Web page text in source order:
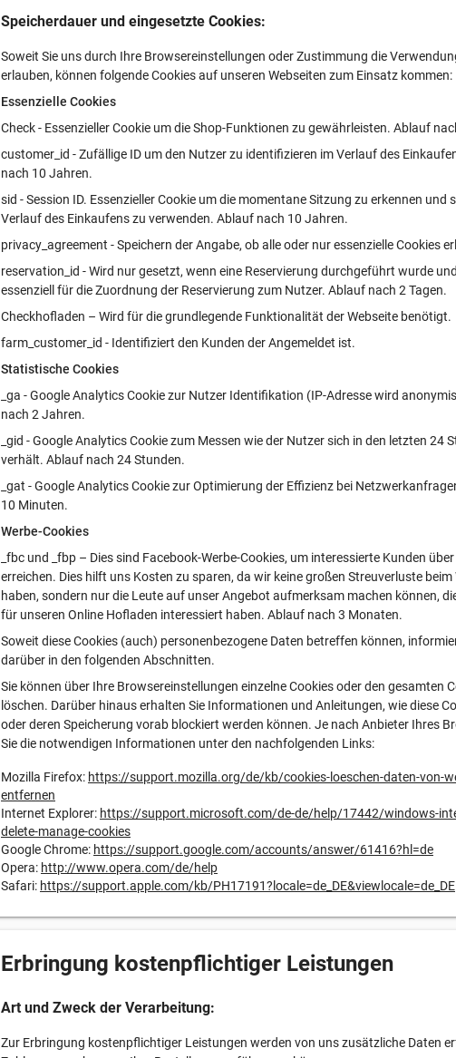
Speicherdauer und eingesetzte Cookies:
Soweit Sie uns durch Ihre Browsereinstellungen oder Zustimmung die
erlauben, können folgende Cookies auf unseren Webseiten zum Einsatz kommen:
Essenzielle Cookies
Check - Essenzieller Cookie um die Shop-Funktionen zu gewährleisten. Ablauf
customer_id - Zufällige ID um den Nutzer zu identifizieren im Verlauf des
nach 10 Jahren.
sid - Session ID. Essenzieller Cookie um die momentane Sitzung zu erkennen und
Verlauf des Einkaufens zu verwenden. Ablauf nach 10 Jahren.
privacy_agreement - Speichern der Angabe, ob alle oder nur essenzielle Cookies
reservation_id - Wird nur gesetzt, wenn eine Reservierung durchgeführt wurde
essenziell für die Zuordnung der Reservierung zum Nutzer. Ablauf nach 2 Tagen.
Checkhofladen – Wird für die grundlegende Funktionalität der Webseite benötigt.
farm_customer_id - Identifiziert den Kunden der Angemeldet ist.
Statistische Cookies
_ga - Google Analytics Cookie zur Nutzer Identifikation (IP-Adresse wird
nach 2 Jahren.
_gid - Google Analytics Cookie zum Messen wie der Nutzer sich in den letzten 24
verhält. Ablauf nach 24 Stunden.
_gat - Google Analytics Cookie zur Optimierung der Effizienz bei
10 Minuten.
Werbe-Cookies
_fbc und _fbp – Dies sind Facebook-Werbe-Cookies, um interessierte Kunden
erreichen. Dies hilft uns Kosten zu sparen, da wir keine großen Streuverluste beim
haben, sondern nur die Leute auf unser Angebot aufmerksam machen können,
für unseren Online Hofladen interessiert haben. Ablauf nach 3 Monaten.
Soweit diese Cookies (auch) personenbezogene Daten betreffen können,
darüber in den folgenden Abschnitten.
Sie können über Ihre Browsereinstellungen einzelne Cookies oder den gesamten
löschen. Darüber hinaus erhalten Sie Informationen und Anleitungen, wie diese
oder deren Speicherung vorab blockiert werden können. Je nach Anbieter Ihres
Sie die notwendigen Informationen unter den nachfolgenden Links:
Mozilla Firefox: https://support.mozilla.org/de/kb/cookies-loeschen-daten-von-
entfernen
Internet Explorer: https://support.microsoft.com/de-de/help/17442/windows-
delete-manage-cookies
Google Chrome: https://support.google.com/accounts/answer/61416?hl=de
Opera: http://www.opera.com/de/help
Safari: https://support.apple.com/kb/PH17191?locale=de_DE&viewlocale=de_DE
Erbringung kostenpflichtiger Leistungen
Art und Zweck der Verarbeitung:
Zur Erbringung kostenpflichtiger Leistungen werden von uns zusätzliche Daten